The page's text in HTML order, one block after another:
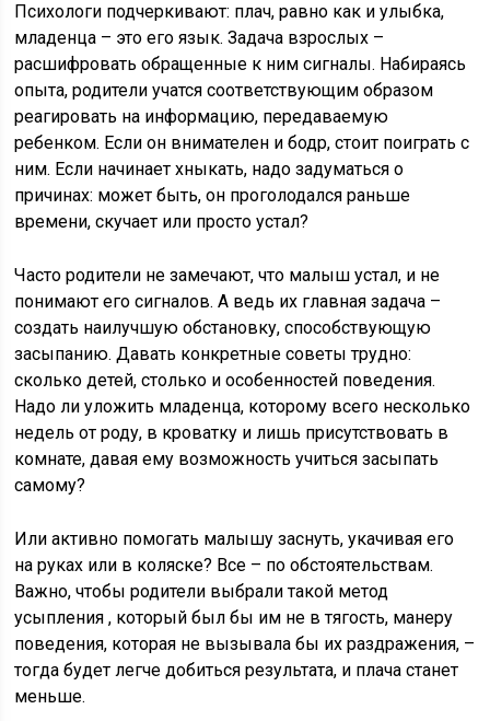
Психологи подчеркивают: плач, равно как и улыбка,
младенца – это его язык. Задача взрослых –
расшифровать обращенные к ним сигналы. Набираясь
опыта, родители учатся соответствующим образом
реагировать на информацию, передаваемую
ребенком. Если он внимателен и бодр, стоит поиграть с
ним. Если начинает хныкать, надо задуматься о
причинах: может быть, он проголодался раньше
времени, скучает или просто устал?
Часто родители не замечают, что малыш устал, и не
понимают его сигналов. А ведь их главная задача –
создать наилучшую обстановку, способствующую
засыпанию. Давать конкретные советы трудно:
сколько детей, столько и особенностей поведения.
Надо ли уложить младенца, которому всего несколько
недель от роду, в кроватку и лишь присутствовать в
комнате, давая ему возможность учиться засыпать
самому?
Или активно помогать малышу заснуть, укачивая его
на руках или в коляске? Все – по обстоятельствам.
Важно, чтобы родители выбрали такой метод
усыпления , который был бы им не в тягость, манеру
поведения, которая не вызывала бы их раздражения, –
тогда будет легче добиться результата, и плача станет
меньше.